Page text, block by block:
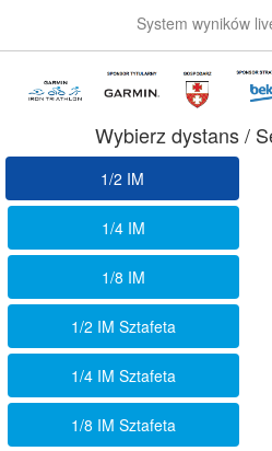
System wyników
Wybierz dystans /
1/2 IM
1/4 IM
1/8 IM
1/2 IM Sztafeta
1/4 IM Sztafeta
1/8 IM Sztafeta